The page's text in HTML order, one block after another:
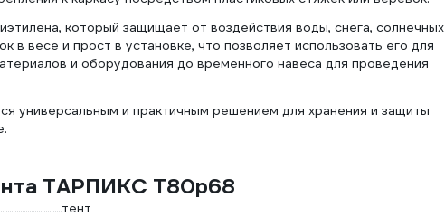
который защищает от воздействия воды, снега, солнечных
весе и прост в установке, что позволяет использовать его для
и оборудования до временного навеса для проведения
универсальным и практичным решением для хранения и защиты
ТАРПИКС Т80р68
тент